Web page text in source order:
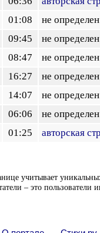
01:08
не определен
09:45
не определен
08:47
не определен
16:27
не определен
14:07
не определен
06:06
не определен
01:25 авторская
учитывает
– это пользователи